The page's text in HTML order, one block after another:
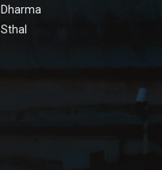
Dharma
Sthal